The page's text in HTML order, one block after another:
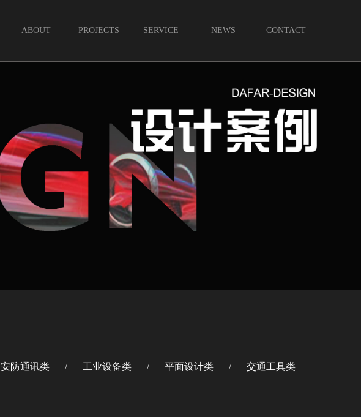
ABOUT PROJECTS SERVICE NEWS CONTACT
安防通讯类 / 工业设备类 / 平面设计类 / 交通工具类